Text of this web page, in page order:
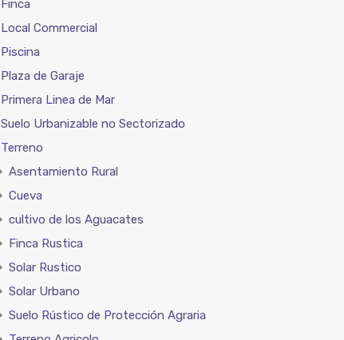
Finca
Local Commercial
Piscina
Plaza de Garaje
Primera Linea de Mar
Suelo Urbanizable no Sectorizado
Terreno
Asentamiento Rural
Cueva
cultivo de los Aguacates
Finca Rustica
Solar Rustico
Solar Urbano
Suelo Rústico de Protección Agraria